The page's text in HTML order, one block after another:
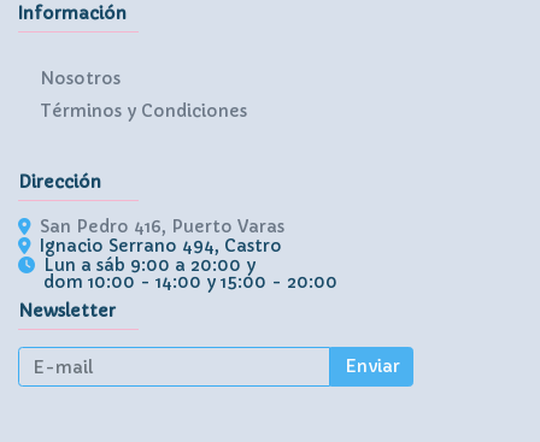
Información
Nosotros
Términos y Condiciones
Dirección
San Pedro 416, Puerto Varas
Ignacio Serrano 494, Castro
Lun a sáb 9:00 a 20:00 y
dom 10:00 - 14:00 y 15:00 - 20:00
Newsletter
Enviar